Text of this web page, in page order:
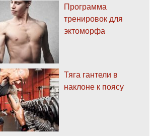
Программа
тренировок для
эктоморфа
Тяга гантели в
наклоне к поясу